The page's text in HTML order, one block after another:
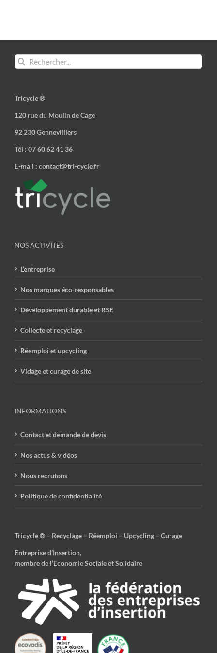
Rechercher:
Tricycle ®
120 rue du Moulin de Cage
92 230 Gennevilliers
Tél : 07 60 62 41 36
E-mail : contact@tri-cycle.fr
NOS ACTIVITÉS
L’entreprise
Nos marques éco-responsables
Développement durable et RSE
Collecte et recyclage
Réemploi et upcycling
Vidage et curage de site
INFORMATIONS
Contact et demande de devis
Nos actus & vidéos
Nous recrutons
Politique de confidentialité
Tricycle ® – Recyclage – Réemploi – Upcycling – Curage
Entreprise d’Insertion,
membre de l’Economie Sociale et Solidaire